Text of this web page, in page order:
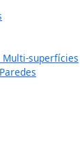
Multi-superfícies